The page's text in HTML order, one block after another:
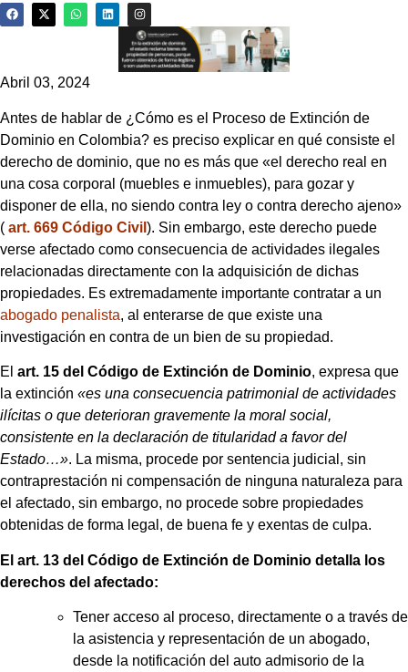
Abril 03, 2024
Antes de hablar de ¿Cómo es el Proceso de Extinción de
Dominio en Colombia? es preciso explicar en qué consiste el
derecho de dominio, que no es más que «el derecho real en
una cosa corporal (muebles e inmuebles), para gozar y
disponer de ella, no siendo contra ley o contra derecho ajeno»
( art. 669 Código Civil ). Sin embargo, este derecho puede
verse afectado como consecuencia de actividades ilegales
relacionadas directamente con la adquisición de dichas
propiedades. Es extremadamente importante contratar a un
abogado penalista, al enterarse de que existe una
investigación en contra de un bien de su propiedad.
El art. 15 del Código de Extinción de Dominio, expresa que
la extinción «es una consecuencia patrimonial de actividades
ilícitas o que deterioran gravemente la moral social,
consistente en la declaración de titularidad a favor del
Estado…». La misma, procede por sentencia judicial, sin
contraprestación ni compensación de ninguna naturaleza para
el afectado, sin embargo, no procede sobre propiedades
obtenidas de forma legal, de buena fe y exentas de culpa.
El art. 13 del Código de Extinción de Dominio detalla los
derechos del afectado:
Tener acceso al proceso, directamente o a través de
la asistencia y representación de un abogado,
desde la notificación del auto admisorio de la